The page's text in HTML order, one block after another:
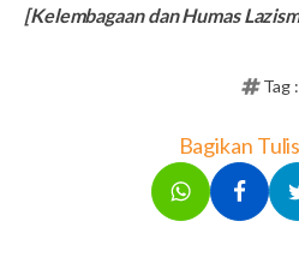
[Kelembagaan dan Humas
Tag :
Bagikan